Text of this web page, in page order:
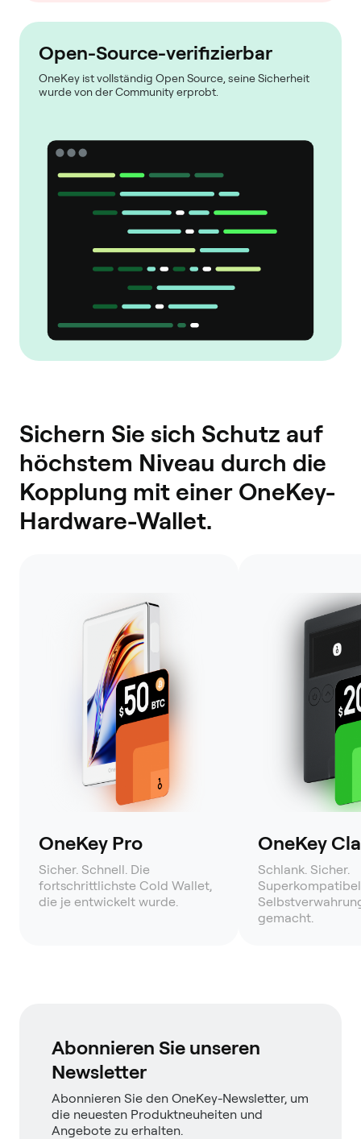
Open-Source-verifizierbar
OneKey ist vollständig Open Source, seine Sicherheit
wurde von der Community erprobt.
Sichern Sie sich Schutz auf
höchstem Niveau durch die
Kopplung mit einer OneKey-
Hardware-Wallet.
OneKey Pro
Sicher. Schnell. Die
fortschrittlichste Cold Wallet,
die je entwickelt wurde.
OneKey
Schlank. Sicher.
gemacht.
Abonnieren Sie unseren
Newsletter
Abonnieren Sie den OneKey-Newsletter, um
die neuesten Produktneuheiten und
Angebote zu erhalten.